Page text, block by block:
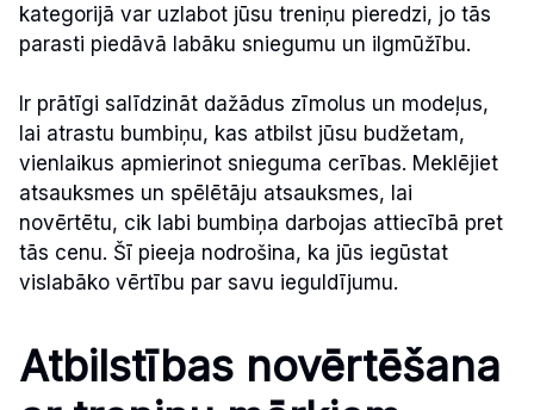
kategorijā var uzlabot jūsu treniņu pieredzi, jo tās
parasti piedāvā labāku sniegumu un ilgmūžību.
Ir prātīgi salīdzināt dažādus zīmolus un modeļus,
lai atrastu bumbiņu, kas atbilst jūsu budžetam,
vienlaikus apmierinot snieguma cerības. Meklējiet
atsauksmes un spēlētāju atsauksmes, lai
novērtētu, cik labi bumbiņa darbojas attiecībā pret
tās cenu. Šī pieeja nodrošina, ka jūs iegūstat
vislabāko vērtību par savu ieguldījumu.
Atbilstības novērtēšana